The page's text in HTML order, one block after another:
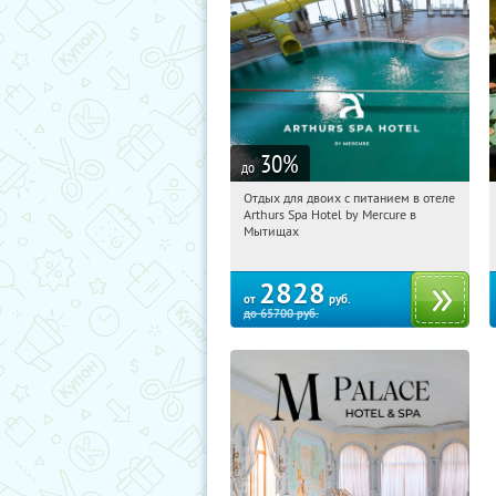
до 30%
10:10:16
Купи первым!
Московская обл., г. Мытищи, д.
Отдых для двоих с питанием в отеле
Arthurs Spa Hotel by Mercure в
Мытищах
от 2828 руб.
до65700руб.